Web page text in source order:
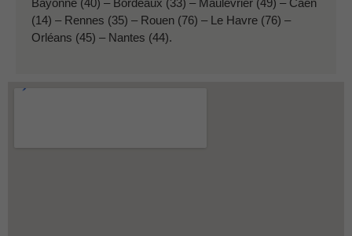
Bayonne (40) – Bordeaux (33) – Maulévrier (49) – Caen
(14) – Rennes (35) – Rouen (76) – Le Havre (76) –
Orléans (45) – Nantes (44).